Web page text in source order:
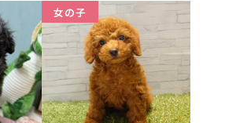
女の子